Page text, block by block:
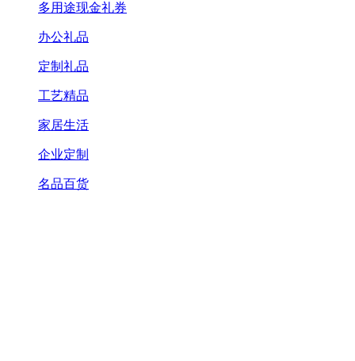
多用途现金礼券
办公礼品
定制礼品
工艺精品
家居生活
企业定制
名品百货